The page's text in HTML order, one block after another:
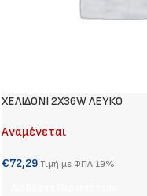
ΧΕΛΙΔΟΝΙ 2Χ36W ΛΕΥΚΟ
Αναμένεται
€72,29 Τιμή με ΦΠΑ 19%